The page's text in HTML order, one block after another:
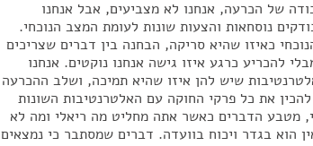
של הכרעה, אנחנו לא מצביעים, אבל אנחנו
נוסחאות והצעות שונות לעומת המצב הנוכחי.
כאיזו שהיא סריקה, הבחנה בין דברים שצריכים
להכריע כרגע איזו גישה אנחנו נוקטים. אנחנו
שיש להן איזו שהיא תמיכה, ושלב ההכרעה
את כל פרקי החוקה עם האלטרנטיבות השונות
מטבע הדברים כאשר אתה מחליט מה ריאלי ומה לא
הוא בגדר ויכוח בוועדה. דברים שמסתבר כי נמצאים